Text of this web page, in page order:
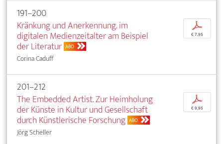
191–200
Kränkung und Anerkennung. im
digitalen Medienzeitalter am Beispiel
der Literatur ABO
Corina Caduff
p
€ 7,95
201–212
The Embedded Artist. Zur Heimholung
der Künste in Kultur und Gesellschaft
durch Künstlerische Forschung ABO
Jörg Scheller
p
€ 9,95